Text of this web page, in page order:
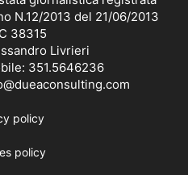
N.12/2013 del 21/06/2013
38315
Livrieri
351.5646236
policy
policy